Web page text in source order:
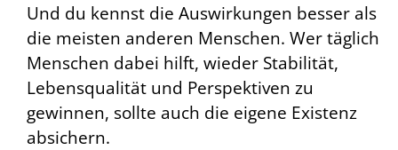
Und du kennst die Auswirkungen besser als
die meisten anderen Menschen. Wer täglich
Menschen dabei hilft, wieder Stabilität,
Lebensqualität und Perspektiven zu
gewinnen, sollte auch die eigene Existenz
absichern.